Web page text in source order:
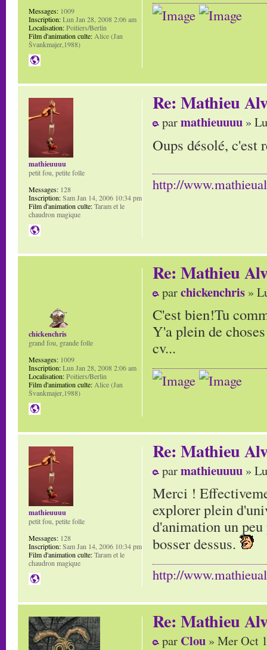
Messages: 1009
Inscription:Lun Jan 28, 2008 2:06 am
Localisation:Poitiers/Berlin
Film d'animation culte: Alice (Jan
Švankmajer,1988)
Re: Mathieu
parmathieuuuu »
Oups désolé, c'est
http://
mathieuuuu
petit fou, petite folle
Messages: 128
Inscription:Sam Jan 14, 2006 10:34 pm
Film d'animation culte:Taram et le
chaudron magique
Re: Mathieu
parchickenchris »
C'est bien!Tu
Y'a plein de
cv...
chickenchris
grand fou, grande folle
Messages: 1009
Inscription:Lun Jan 28, 2008 2:06 am
Localisation:Poitiers/Berlin
Film d'animation culte: Alice (Jan
Švankmajer,1988)
Re: Mathieu
parmathieuuuu »
Merci !
explorer plein
d'animation un
bosser dessus.
http://
mathieuuuu
petit fou, petite folle
Messages: 128
Inscription:Sam Jan 14, 2006 10:34 pm
Film d'animation culte:Taram et le
chaudron magique
Re: Mathieu
par Clou » Mer Oct